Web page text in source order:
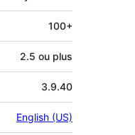
100+
2.5 ou plus
3.9.40
English (US)